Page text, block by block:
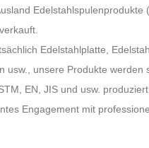
Edelstahlspulenprodukte
Edelstahlplatte,
usw., unsere Produkte werden
EN, JIS und usw.
Engagement mit